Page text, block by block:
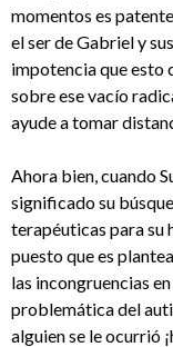
momentos es
el ser de Gabriel y
impotencia que esto
sobre ese vacío
ayude a tomar
Ahora bien, cuando
significado su
terapéuticas para su
puesto que es
las incongruencias
problemática del
alguien se le ocurrió